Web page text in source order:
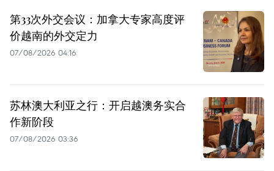
第33次外交会议：加拿大专家高度评
价越南的外交定力
07/08/2026 04:16
苏林澳大利亚之行：开启越澳务实合
作新阶段
07/08/2026 03:36